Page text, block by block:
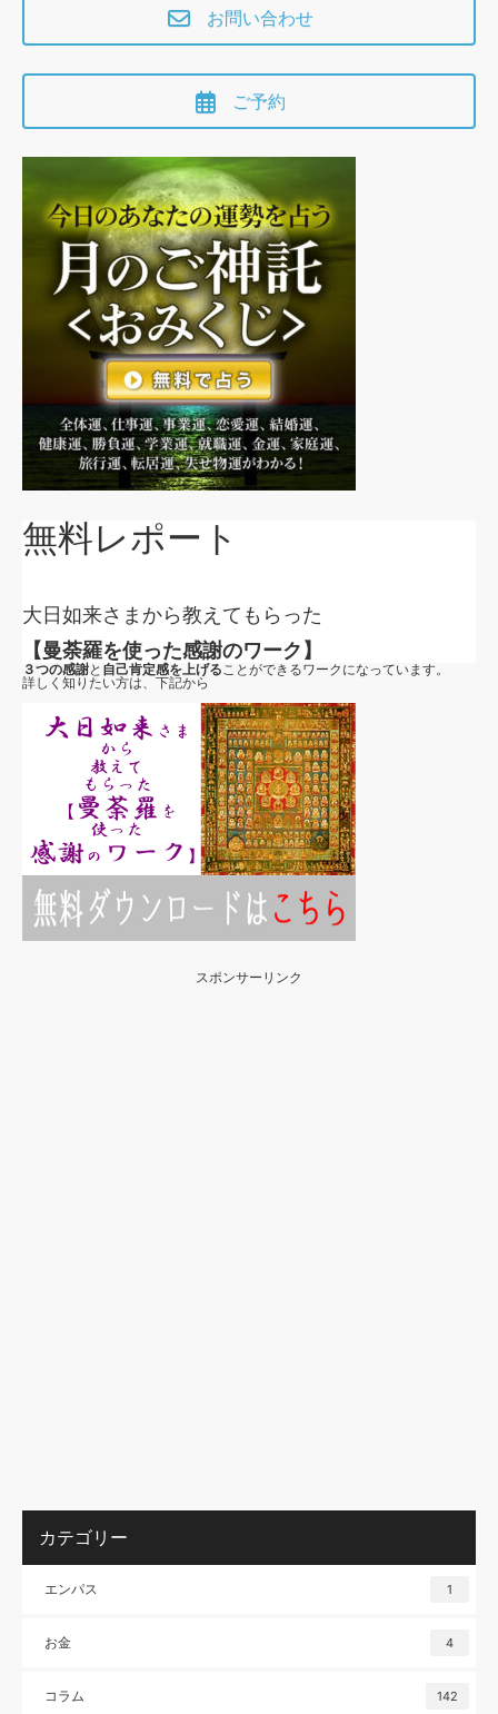
お問い合わせ
ご予約
無料レポート
大日如来さまから教えてもらった
【曼荼羅を使った感謝のワーク】
３つの感謝と 自己肯定感を上げることができるワークになっています。
詳しく知りたい方は、下記から
スポンサーリンク
カテゴリー
エンパス 1
お金 4
コラム 142